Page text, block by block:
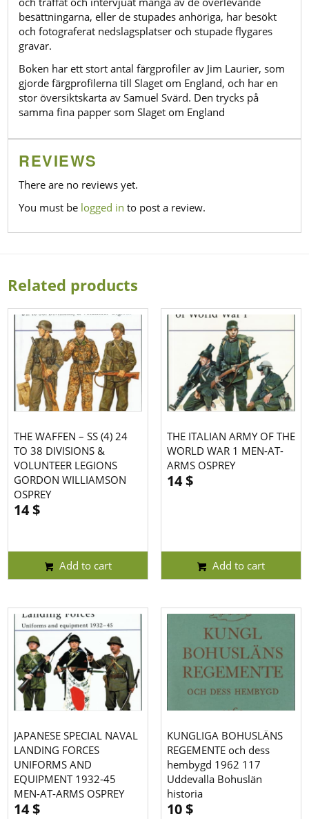
besättningarna, eller de stupades anhöriga, har besökt
och fotograferat nedslagsplatser och stupade flygares
gravar.
Boken har ett stort antal färgprofiler av Jim Laurier, som
gjorde färgprofilerna till Slaget om England, och har en
stor översiktskarta av Samuel Svärd. Den trycks på
samma fina papper som Slaget om England
REVIEWS
There are no reviews yet.
You must be logged in to post a review.
Related products
THE WAFFEN – SS (4) 24
TO 38 DIVISIONS &
VOLUNTEER LEGIONS
GORDON WILLIAMSON
OSPREY
14$
Add to cart
THE ITALIAN ARMY OF THE
WORLD WAR 1 MEN-AT-
ARMS OSPREY
14$
Add to cart
JAPANESE SPECIAL NAVAL
LANDING FORCES
UNIFORMS AND
EQUIPMENT 1932-45
MEN-AT-ARMS OSPREY
14$
KUNGLIGA BOHUSLÄNS
REGEMENTE och dess
hembygd 1962 117
Uddevalla Bohuslän
historia
10$